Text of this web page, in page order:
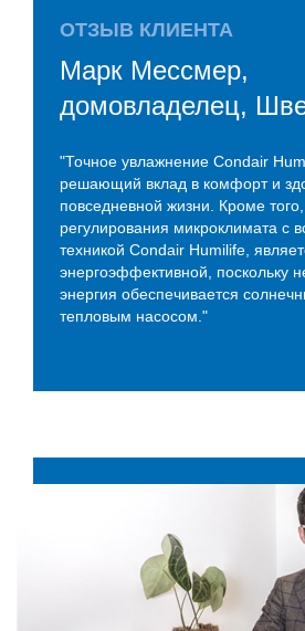
ОТЗЫВ КЛИЕНТА
Марк Мессмер,
домовладелец,
"Точное увлажнение Condair
решающий вклад в комфорт и
повседневной жизни. Кроме
регулирования микроклимата с
техникой Condair Humilife,
энергоэффективной, поскольку
энергия обеспечивается
тепловым насосом."